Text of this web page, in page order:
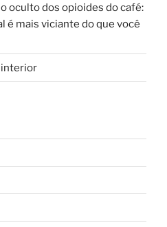
oculto dos opioides do café:
é mais viciante do que você
interior